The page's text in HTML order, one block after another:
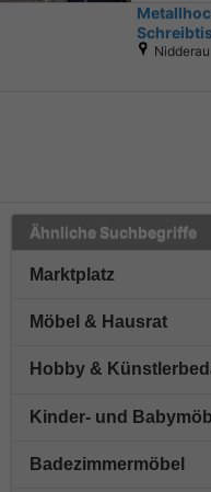
Nidderau
Ähnliche Suchbegriffe
Marktplatz
Möbel & Hausrat
Hobby &
Kinder- und
Badezimmermöbel